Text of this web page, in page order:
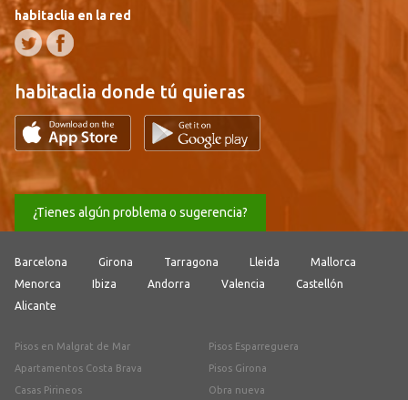
habitaclia en la red
habitaclia donde tú quieras
¿Tienes algún problema o sugerencia?
Barcelona Girona Tarragona Lleida
Mallorca
Menorca
Ibiza Andorra Valencia
Castellón
Alicante
Pisos en Malgrat de Mar
Apartamentos Costa Brava
Casas Pirineos
Pisos Esparreguera
Pisos Girona
Obra nueva